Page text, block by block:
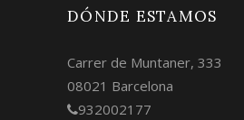
DÓNDE ESTAMOS
Carrer de Muntaner, 333
08021 Barcelona
932002177